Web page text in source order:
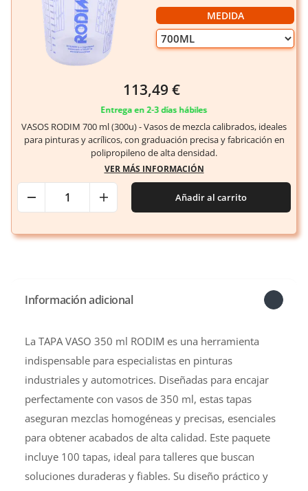
MEDIDA
113,49 €
Entrega en 2-3 días hábiles
VASOS RODIM 700 ml (300u) - Vasos de mezcla calibrados, ideales
para pinturas y acrílicos, con graduación precisa y fabricación en
polipropileno de alta densidad.
VER MÁS INFORMACIÓN
Añadir al carrito
Información adicional
La TAPA VASO 350 ml RODIM es una herramienta
indispensable para especialistas en pinturas
industriales y automotrices. Diseñadas para encajar
perfectamente con vasos de 350 ml, estas tapas
aseguran mezclas homogéneas y precisas, esenciales
para obtener acabados de alta calidad. Este paquete
incluye 100 tapas, ideal para talleres que buscan
soluciones duraderas y fiables. Su diseño práctico y